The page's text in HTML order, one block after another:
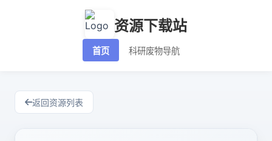
资源下载站
首页 科研废物导航
返回资源列表